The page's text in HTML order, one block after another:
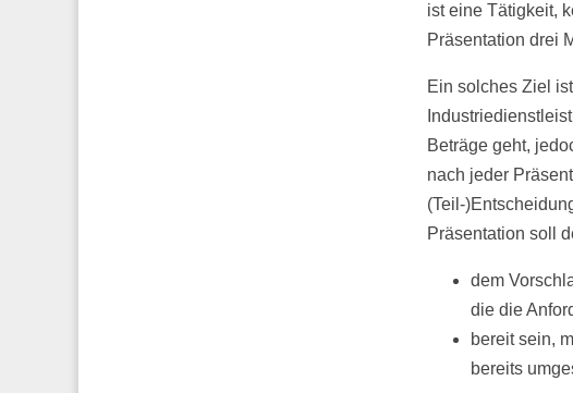
ist eine Tätigkeit,
Präsentation drei
Ein solches Ziel
Beträge geht,
nach jeder
(Teil-
Präsentation soll
dem
die die
bereit sein,
bereits